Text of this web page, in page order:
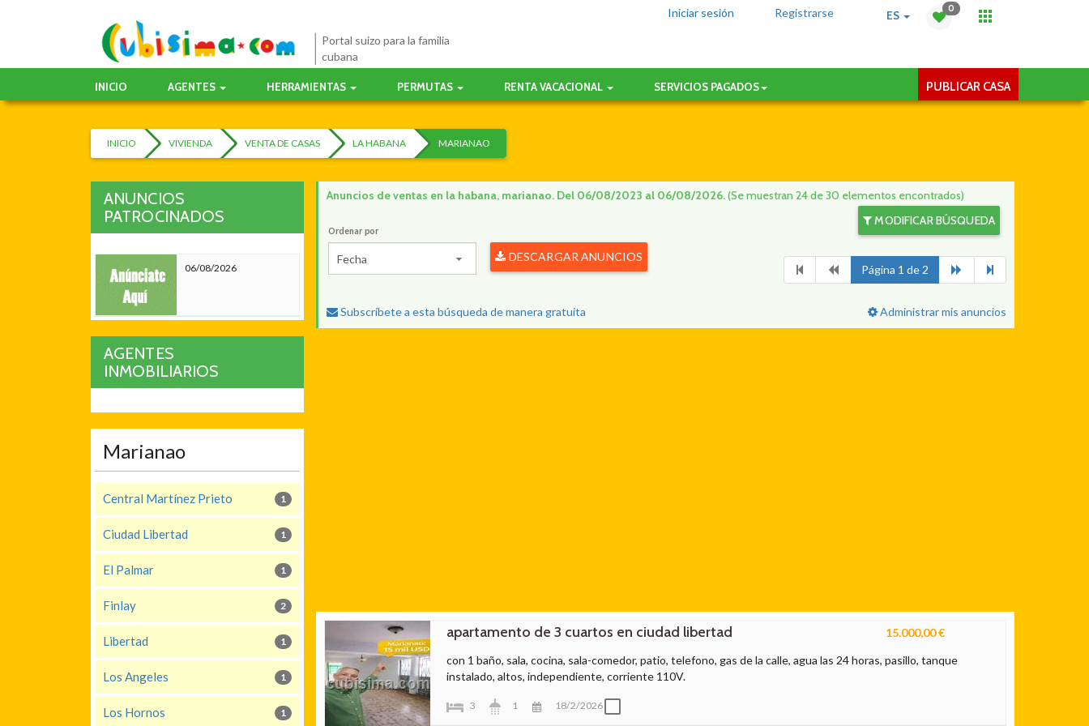
0
ES
Registrarse
Iniciar sesión
Portal suizo para la familia
cubana
INICIO AGENTES HERRAMIENTAS PERMUTAS RENTA VACACIONAL SERVICIOS PAGADOS PUBLICAR CASA
INICIO VIVIENDA VENTA DE CASAS LA HABANA MARIANAO
ANUNCIOS
PATROCINADOS
06/08/2026
AGENTES
INMOBILIARIOS
Marianao
1
Central Martínez Prieto
1
Ciudad Libertad
1
El Palmar
2
Finlay
1
Libertad
1
Los Angeles
1
Los Hornos
Anuncios de ventas en la habana, marianao. Del 06/08/2023 al 06/08/2026.(Se muestran 24 de 30 elementos encontrados)
MODIFICAR BÚSQUEDA
Ordenar por
Fecha
DESCARGAR ANUNCIOS
Página 1 de 2
Subscríbete a esta búsqueda de manera gratuita Administrar mis anuncios
apartamento de 3 cuartos en ciudad libertad
con 1 baño, sala, cocina, sala-comedor, patio, telefono, gas de la calle, agua las 24 horas, pasillo, tanque
instalado, altos, independiente, corriente 110V.
3 1 18/2/2026
15.000,00 €